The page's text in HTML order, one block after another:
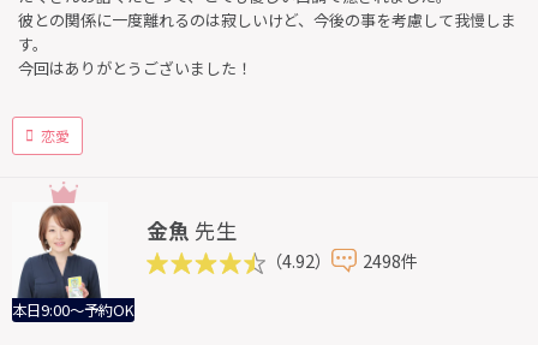
彼との関係に一度離れるのは寂しいけど、今後の事を考慮して我慢しま
す。
今回はありがとうございました！
恋愛
本日9:00～予約OK
金魚 先生
（4.92） 2498件